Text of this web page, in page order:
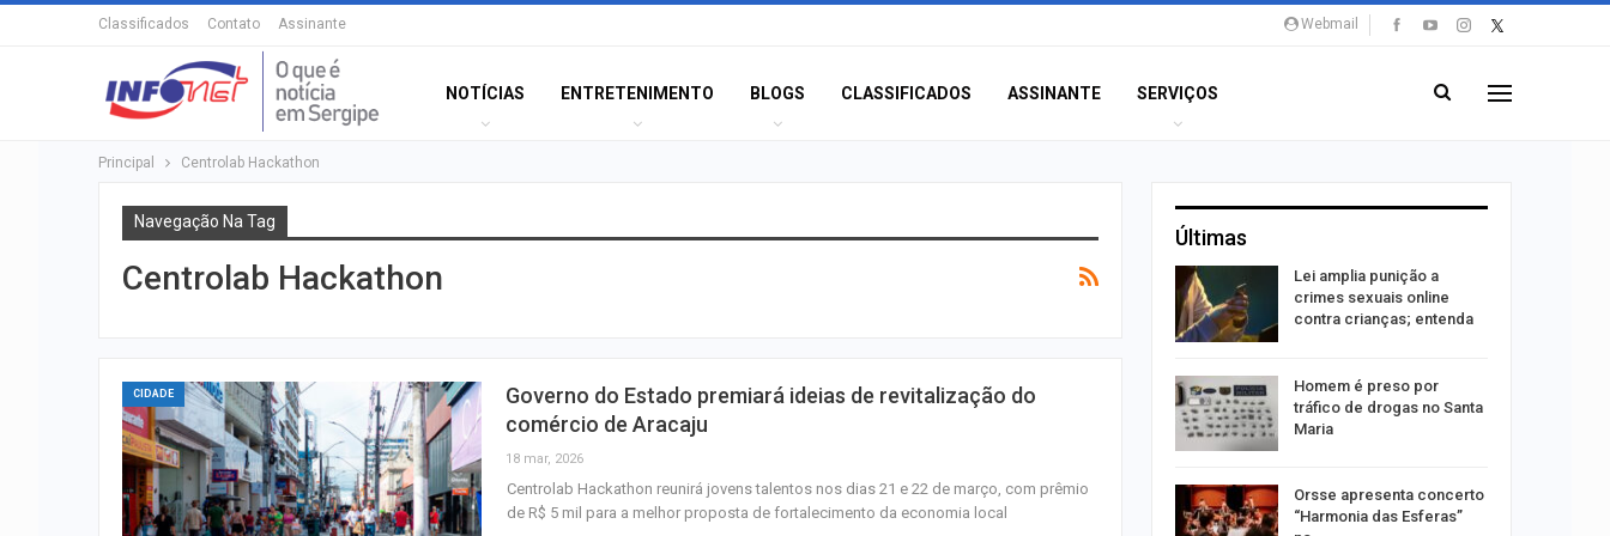
Webmail
Classificados Contato Assinante
NOTÍCIAS ENTRETENIMENTO BLOGS CLASSIFICADOS ASSINANTE SERVIÇOS
Principal Centrolab Hackathon
Navegação Na Tag
Centrolab Hackathon
CIDADE
Governo do Estado premiará ideias de revitalização do
comércio de Aracaju
18 mar, 2026
Centrolab Hackathon reunirá jovens talentos nos dias 21 e 22 de março, com prêmio
de R$ 5 mil para a melhor proposta de fortalecimento da economia local
Últimas
Aracaju amplia vacinação
Princípio de incêndio é
registrado durante
IFS reabre inscrições para
vagas em cursos técnicos
Lei amplia punição a
crimes sexuais online
contra crianças; entenda
Homem é preso por
tráfico de drogas no Santa
Maria
Orsse apresenta concerto
“Harmonia das Esferas”